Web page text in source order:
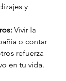
y
Vivir la
o contar
refuerza
en tu vida.